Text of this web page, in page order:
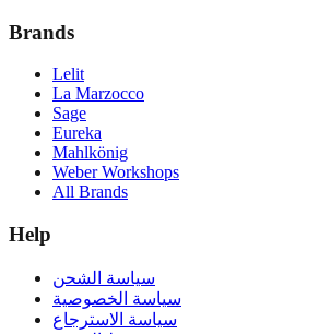
Brands
Lelit
La Marzocco
Sage
Eureka
Mahlkönig
Weber Workshops
All Brands
Help
سياسة الشحن
سياسة الخصوصية
سياسة الاسترجاع